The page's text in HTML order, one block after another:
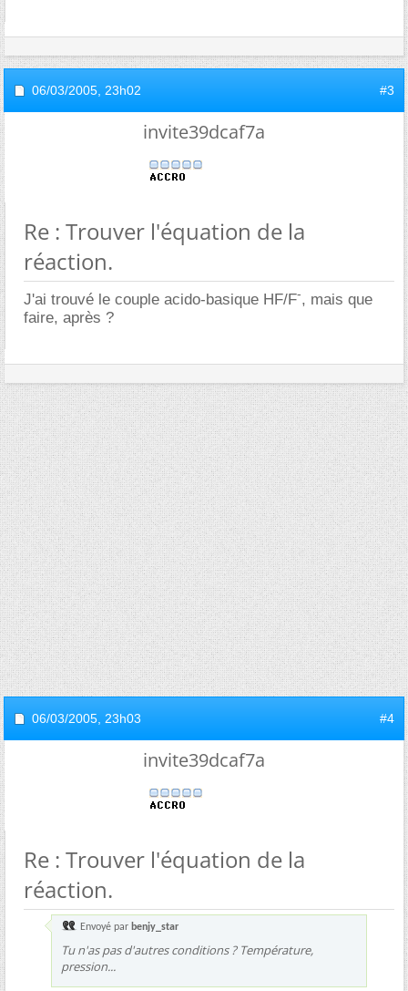
06/03/2005, 23h02 #3
invite39dcaf7a
Re : Trouver l'équation de la
réaction.
J'ai trouvé le couple acido-basique HF/F-, mais que
faire, après ?
06/03/2005, 23h03 #4
invite39dcaf7a
Re : Trouver l'équation de la
réaction.
Envoyé par benjy_star
Tu n'as pas d'autres conditions ? Température,
pression...